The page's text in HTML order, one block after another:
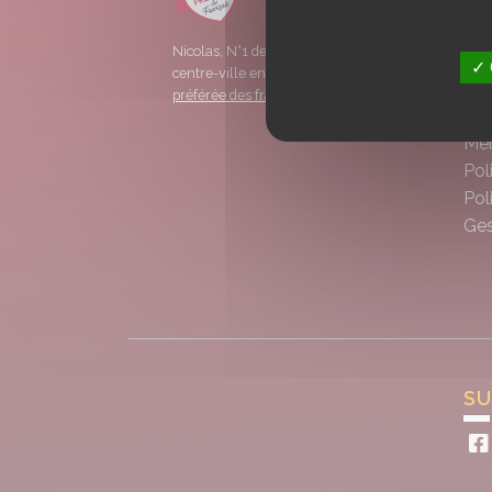
Nicolas, N°1 de la distribution de vins en
centre-ville en France est élu
préférée des français en 2022.
✓